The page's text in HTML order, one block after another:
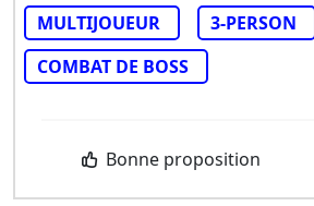
MULTIJOUEUR
3-PERSON
COMBAT DE BOSS
Bonne proposition